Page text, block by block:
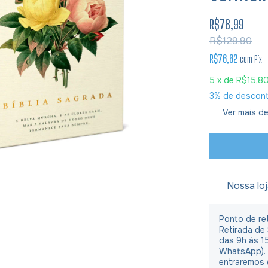
R$78,99
R$129,90
R$76,62 com Pix
5 x de
3% de
Ver mais
Nossa
Ponto de
Retirada de
das 9h às